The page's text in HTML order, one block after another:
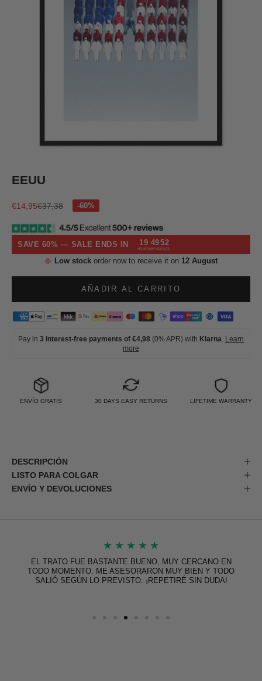
EEUU
Precio de oferta
€14,95Precio normal
€37,38
SAVE 60% — SALE ENDS IN 19
HOURS
49
MINS
52
SECS
Low stockorder now to receive it on 12 August
AÑADIR AL CARRITO
Pay in 3 interest-free payments of €4,98 (0% APR) with Klarna. Learn
more
ENVÍO GRATIS 30 DAYS EASY RETURNS LIFETIME WARRANTY
DESCRIPCIÓN
LISTO PARA COLGAR
ENVÍO Y DEVOLUCIONES
★ ★ ★ ★ ★
EL TRATO FUE BASTANTE BUENO, MUY CERCANO EN
TODO MOMENTO. ME ASESORARON MUY BIEN Y TODO
SALIÓ SEGÚN LO PREVISTO. ¡REPETIRÉ SIN DUDA!